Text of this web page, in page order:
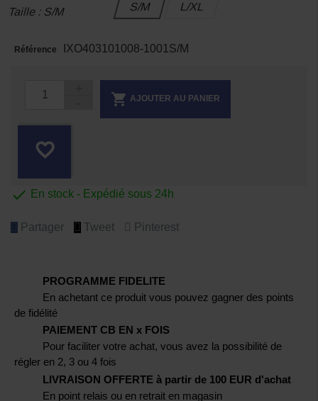
Taille : S/M S/M L/XL
Référence IXO403101008-1001S/M
 AJOUTER AU PANIER
favorite_border
 En stock - Expédié sous 24h
Partager Tweet Pinterest
PROGRAMME FIDELITE
En achetant ce produit vous pouvez gagner des points
de fidélité
PAIEMENT CB EN x FOIS
Pour faciliter votre achat, vous avez la possibilité de
régler en 2, 3 ou 4 fois
LIVRAISON OFFERTE à partir de 100 EUR d'achat
En point relais ou en retrait en magasin